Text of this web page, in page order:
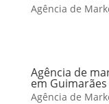
Agência de
Agência de
em Guimarães
Agência de